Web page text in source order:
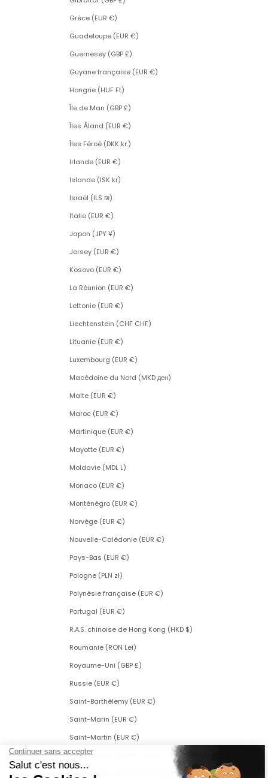
Grèce (EUR €)
Guadeloupe (EUR €)
Guernesey (GBP £)
Guyane française (EUR €)
Hongrie (HUF Ft)
Île de Man (GBP £)
Îles Åland (EUR €)
Îles Féroé (DKK kr.)
Irlande (EUR €)
Islande (ISK kr)
Israël (ILS ₪)
Italie (EUR €)
Japon (JPY ¥)
Jersey (EUR €)
Kosovo (EUR €)
La Réunion (EUR €)
Lettonie (EUR €)
Liechtenstein (CHF CHF)
Lituanie (EUR €)
Luxembourg (EUR €)
Macédoine du Nord (MKD ден)
Malte (EUR €)
Maroc (EUR €)
Martinique (EUR €)
Mayotte (EUR €)
Moldavie (MDL L)
Monaco (EUR €)
Monténégro (EUR €)
Norvège (EUR €)
Nouvelle-Calédonie (EUR €)
Pays-Bas (EUR €)
Pologne (PLN zł)
Polynésie française (EUR €)
Portugal (EUR €)
R.A.S. chinoise de Hong Kong (HKD $)
Roumanie (RON Lei)
Royaume-Uni (GBP £)
Russie (EUR €)
Saint-Barthélemy (EUR €)
Saint-Marin (EUR €)
Saint-Martin (EUR €)
Saint-Martin (partie néerlandaise) (ANG ƒ)
Saint-Pierre-et-Miquelon (EUR €)